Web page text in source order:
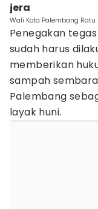
jera
Wali Kota Palembang
Penegakan
sudah harus
memberikan
sampah
Palembang
layak huni.